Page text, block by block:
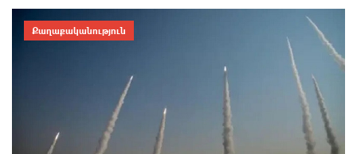
Քաղաքականություն